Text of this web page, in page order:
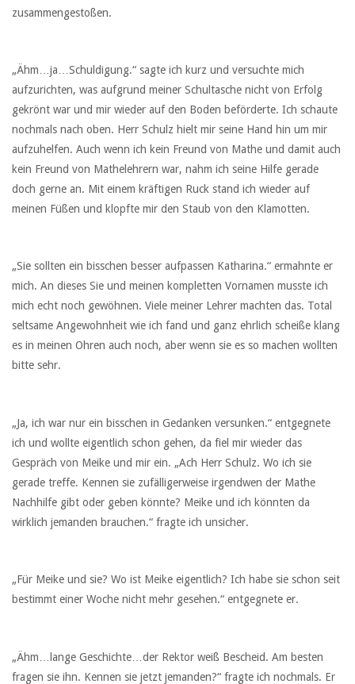
zusammengestoßen.
„Ähm…ja…Schuldigung.“ sagte ich kurz und versuchte mich
aufzurichten, was aufgrund meiner Schultasche nicht von Erfolg
gekrönt war und mir wieder auf den Boden beförderte. Ich schaute
nochmals nach oben. Herr Schulz hielt mir seine Hand hin um mir
aufzuhelfen. Auch wenn ich kein Freund von Mathe und damit auch
kein Freund von Mathelehrern war, nahm ich seine Hilfe gerade
doch gerne an. Mit einem kräftigen Ruck stand ich wieder auf
meinen Füßen und klopfte mir den Staub von den Klamotten.
„Sie sollten ein bisschen besser aufpassen Katharina.“ ermahnte er
mich. An dieses Sie und meinen kompletten Vornamen musste ich
mich echt noch gewöhnen. Viele meiner Lehrer machten das. Total
seltsame Angewohnheit wie ich fand und ganz ehrlich scheiße klang
es in meinen Ohren auch noch, aber wenn sie es so machen wollten
bitte sehr.
„Ja, ich war nur ein bisschen in Gedanken versunken.“ entgegnete
ich und wollte eigentlich schon gehen, da fiel mir wieder das
Gespräch von Meike und mir ein. „Ach Herr Schulz. Wo ich sie
gerade treffe. Kennen sie zufälligerweise irgendwen der Mathe
Nachhilfe gibt oder geben könnte? Meike und ich könnten da
wirklich jemanden brauchen.“ fragte ich unsicher.
„Für Meike und sie? Wo ist Meike eigentlich? Ich habe sie schon seit
bestimmt einer Woche nicht mehr gesehen.“ entgegnete er.
„Ähm…lange Geschichte…der Rektor weiß Bescheid. Am besten
fragen sie ihn. Kennen sie jetzt jemanden?“ fragte ich nochmals. Er